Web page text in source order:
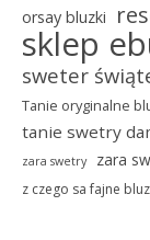
orsay bluzki
sklep
sweter
Tanie oryginalne
tanie swetry
zara swetry zara
z czego sa fajne